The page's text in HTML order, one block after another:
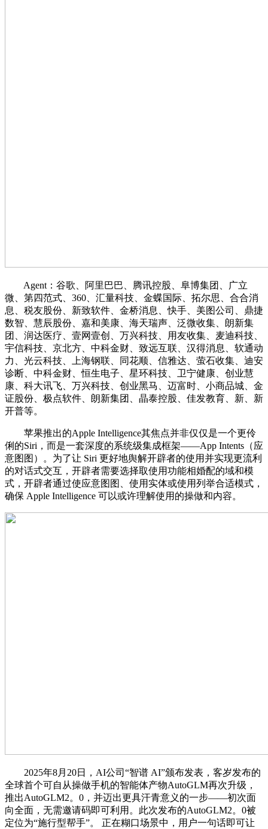
Agent：谷歌、阿里巴巴、腾讯控股、阜博集团、广立
微、第四范式、360、汇量科技、金蝶国际、拓尔思、合合消
息、税友股份、新致软件、金桥消息、快手、美图公司、鼎捷
数智、慧辰股份、嘉和美康、海天瑞声、泛微收集、朗新集
团、润达医疗、壹网壹创、万兴科技、用友收集、麦迪科技、
宇信科技、京北方、中科金财、致远互联、汉得消息、软通动
力、光云科技、上海钢联、同花顺、信雅达、萤石收集、迪安
诊断、中科金财、恒生电子、星环科技、卫宁健康、创业慧
康、科大讯飞、万兴科技、创业黑马、迈富时、小商品城、金
证股份、极点软件、朗新集团、晶泰控股、佳发教育、新、新
开普等。
苹果推出的Apple Intelligence其焦点并非仅仅是一个更伶
俐的Siri，而是一套深度的系统级集成框架——App Intents（应
意图图）。为了让 Siri 更好地舆解开辟者的使用并实现更流利
的对话式交互，开辟者需要选择取使用功能相婚配的域和模
式，开辟者通过使应意图图、使用实体或使用列举合适模式，
确保 Apple Intelligence 可以或许理解使用的操做和内容。
2025年8月20日，AI公司“智谱 AI”颁布发表，客岁发布的
全球首个可自从操做手机的智能体产物AutoGLM再次升级，
推出AutoGLM2。0，并迈出更具汗青意义的一步——初次面
向全面，无需邀请码即可利用。此次发布的AutoGLM2。0被
定位为“施行型帮手”。 正在糊口场景中，用户一句话即可让